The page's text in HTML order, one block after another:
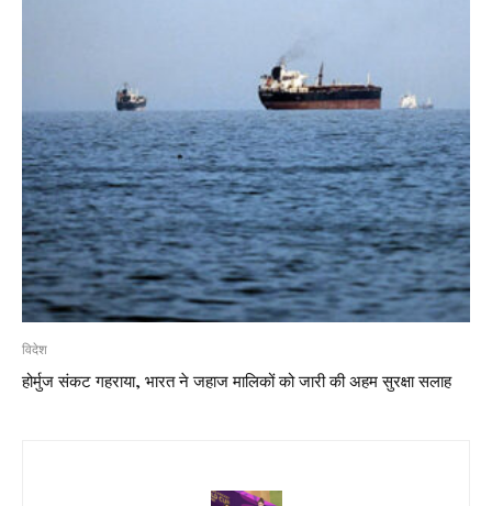
विदेश
होर्मुज संकट गहराया, भारत ने जहाज मालिकों को जारी की अहम सुरक्षा सलाह